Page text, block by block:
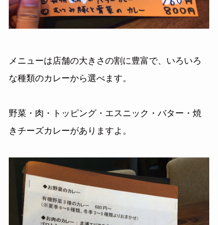
メニューは店舗の大きさの割に豊富で、いろいろ
な種類のカレーから選べます。
野菜・肉・トッピング・エスニック・バター・焼
きチーズカレーがありますよ。